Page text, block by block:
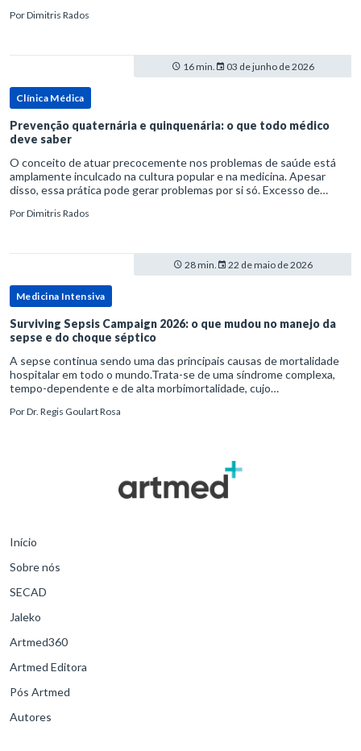
PorDimitris Rados
16 min. 03 de junho de 2026
Clínica Médica
Prevenção quaternária e quinquenária: o que todo médico
deve saber
O conceito de atuar precocemente nos problemas de saúde está
amplamente inculcado na cultura popular e na medicina. Apesar
disso, essa prática pode gerar problemas por si só. Excesso de
PorDimitris Rados
28 min. 22 de maio de 2026
Medicina Intensiva
Surviving Sepsis Campaign 2026: o que mudou no manejo da
sepse e do choque séptico
A sepse continua sendo uma das principais causas de mortalidade
hospitalar em todo o mundo.Trata-se de uma síndrome complexa,
tempo-dependente e de alta morbimortalidade, cujo
para o desfe
PorDr. Regis Goulart Rosa
Início
Sobre nós
SECAD
Jaleko
Artmed360
Artmed Editora
Pós Artmed
Autores